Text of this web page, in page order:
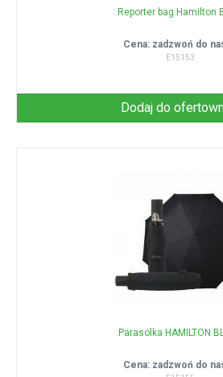
Reporter bag Hamilton
Cena: zadzwoń do
E15153
Dodaj do
Parasolka HAMILTON
Cena: zadzwoń do